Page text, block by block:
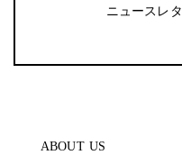
ニュースレ
ABOUT US